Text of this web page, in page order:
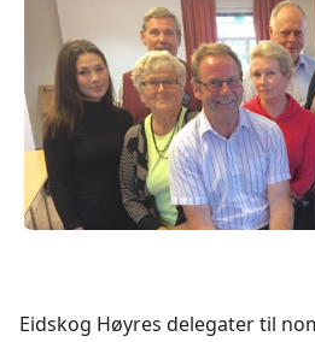
Eidskog Høyres delegater til